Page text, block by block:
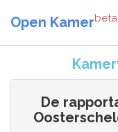
Open Kamerbeta
De